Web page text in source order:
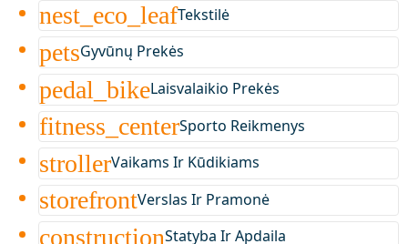
nest_eco_leafTekstilė
petsGyvūnų Prekės
pedal_bikeLaisvalaikio Prekės
fitness_centerSporto Reikmenys
strollerVaikams Ir Kūdikiams
storefrontVerslas Ir Pramonė
constructionStatyba Ir Apdaila